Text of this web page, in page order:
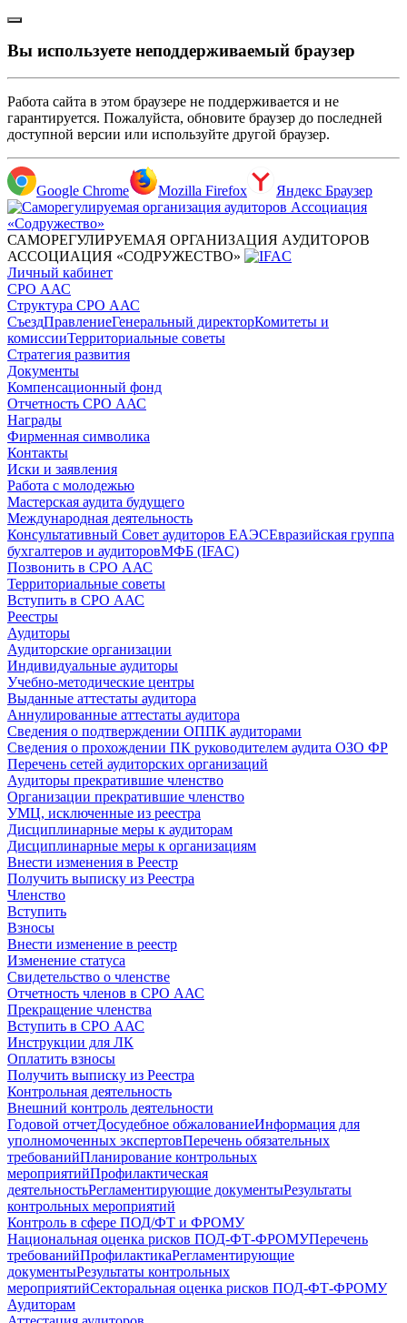
Вы используете неподдерживаемый браузер
Работа сайта в этом браузере не поддерживается и не
гарантируется. Пожалуйста, обновите браузер до последней
доступной версии или используйте другой браузер.
Google Chrome Mozilla Firefox Яндекс Браузер
САМОРЕГУЛИРУЕМАЯ ОРГАНИЗАЦИЯ АУДИТОРОВ
АССОЦИАЦИЯ «СОДРУЖЕСТВО»
Личный кабинет
СРО ААС
Структура СРО ААС
СъездПравлениеГенеральный директорКомитеты и
комиссииТерриториальные советы
Стратегия развития
Документы
Компенсационный фонд
Отчетность СРО ААС
Награды
Фирменная символика
Контакты
Иски и заявления
Работа с молодежью
Мастерская аудита будущего
Международная деятельность
Консультативный Совет аудиторов ЕАЭСЕвразийская группа
бухгалтеров и аудиторовМФБ (IFAC)
Позвонить в СРО ААС
Территориальные советы
Вступить в СРО ААС
Реестры
Аудиторы
Аудиторские организации
Индивидуальные аудиторы
Учебно-методические центры
Выданные аттестаты аудитора
Аннулированные аттестаты аудитора
Сведения о подтверждении ОППК аудиторами
Сведения о прохождении ПК руководителем аудита ОЗО ФР
Перечень сетей аудиторских организаций
Аудиторы прекратившие членство
Организации прекратившие членство
УМЦ, исключенные из реестра
Дисциплинарные меры к аудиторам
Дисциплинарные меры к организациям
Внести изменения в Реестр
Получить выписку из Реестра
Членство
Вступить
Взносы
Внести изменение в реестр
Изменение статуса
Свидетельство о членстве
Отчетность членов в СРО ААС
Прекращение членства
Вступить в СРО ААС
Инструкции для ЛК
Оплатить взносы
Получить выписку из Реестра
Контрольная деятельность
Внешний контроль деятельности
Годовой отчетДосудебное обжалованиеИнформация для
уполномоченных экспертовПеречень обязательных
требованийПланирование контрольных
мероприятийПрофилактическая
деятельностьРегламентирующие документыРезультаты
контрольных мероприятий
Контроль в сфере ПОД/ФТ и ФРОМУ
Национальная оценка рисков ПОД-ФТ-ФРОМУПеречень
требованийПрофилактикаРегламентирующие
документыРезультаты контрольных
мероприятийСекторальная оценка рисков ПОД-ФТ-ФРОМУ
Аудиторам